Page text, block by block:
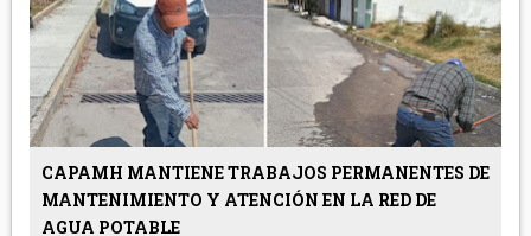
CAPAMH MANTIENE TRABAJOS PERMANENTES DE
MANTENIMIENTO Y ATENCIÓN EN LA RED DE
AGUA POTABLE